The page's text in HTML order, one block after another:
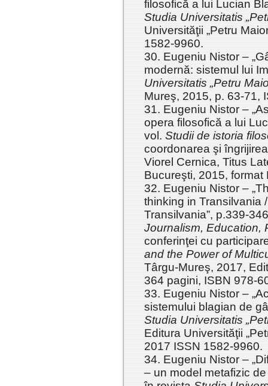
filosofică a lui Lucian
Studia Universitatis
Universităţii „Petru
1582-9960.
30. Eugeniu Nistor –
modernă: sistemul lui
Universitatis „Petru
Mureş, 2015, p. 63-71,
31. Eugeniu Nistor –
opera filosofică a lui
vol. Studii de istoria
coordonarea şi
Viorel Cernica, Titus
Bucureşti, 2015,
32. Eugeniu Nistor –
thinking in Transilvania
Transilvania”, p.339-
Journalism, Education,
conferinţei cu
and the Power of
Târgu-Mureş, 2017,
364 pagini, ISBN 978-
33. Eugeniu Nistor –
sistemului blagian de
Studia Universitatis
Editura Universităţii
2017 ISSN 1582-9960.
34. Eugeniu Nistor –
– un model metafizic